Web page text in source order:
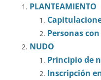
PLANTEAMIENTO
Personas
NUDO
Principio de
Inscripción